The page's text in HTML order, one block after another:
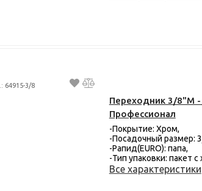
64915-3/8
Переходник 3/8"M
Профессионал
-Покрытие: Хром,
-Посадочный размер:
-Рапид(EURO): папа,
-Тип упаковки: пакет
Все характеристики